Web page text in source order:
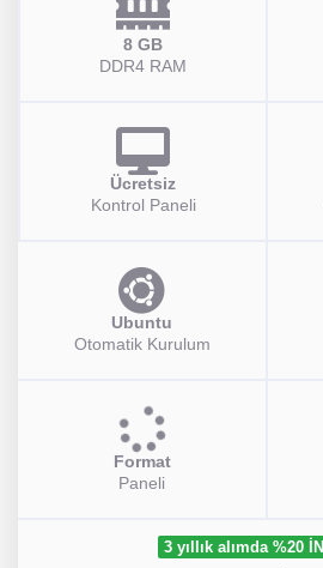
8 GB
DDR4 RAM
Ücretsiz
Kontrol Paneli
Ubuntu
Otomatik Kurulum
Format
Paneli
3 yıllık alımda %20